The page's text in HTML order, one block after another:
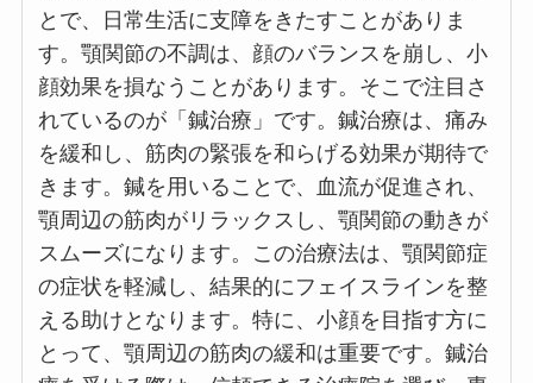
とで、日常生活に支障をきたすことがありま
す。顎関節の不調は、顔のバランスを崩し、小
顔効果を損なうことがあります。そこで注目さ
れているのが「鍼治療」です。鍼治療は、痛み
を緩和し、筋肉の緊張を和らげる効果が期待で
きます。鍼を用いることで、血流が促進され、
顎周辺の筋肉がリラックスし、顎関節の動きが
スムーズになります。この治療法は、顎関節症
の症状を軽減し、結果的にフェイスラインを整
える助けとなります。特に、小顔を目指す方に
とって、顎周辺の筋肉の緩和は重要です。鍼治